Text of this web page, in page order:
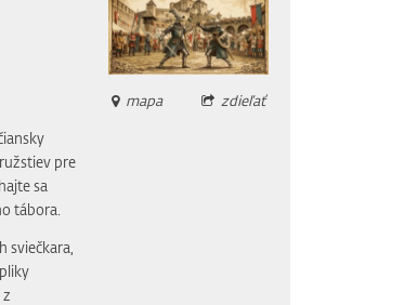
pre
sa
tábora.
sviečkara,
mapa zdieľať